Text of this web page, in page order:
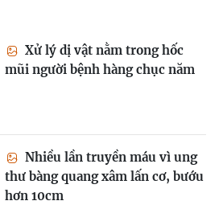
Xử lý dị vật nằm trong hốc
mũi người bệnh hàng chục năm
Nhiều lần truyền máu vì ung
thư bàng quang xâm lấn cơ, bướu
hơn 10cm